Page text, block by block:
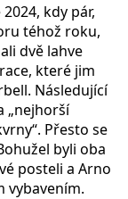
kdy pár,
téhož roku,
dvě lahve
které jim
Následující
„nejhorší
Přesto se
byli oba
posteli a Arno
vybavením.